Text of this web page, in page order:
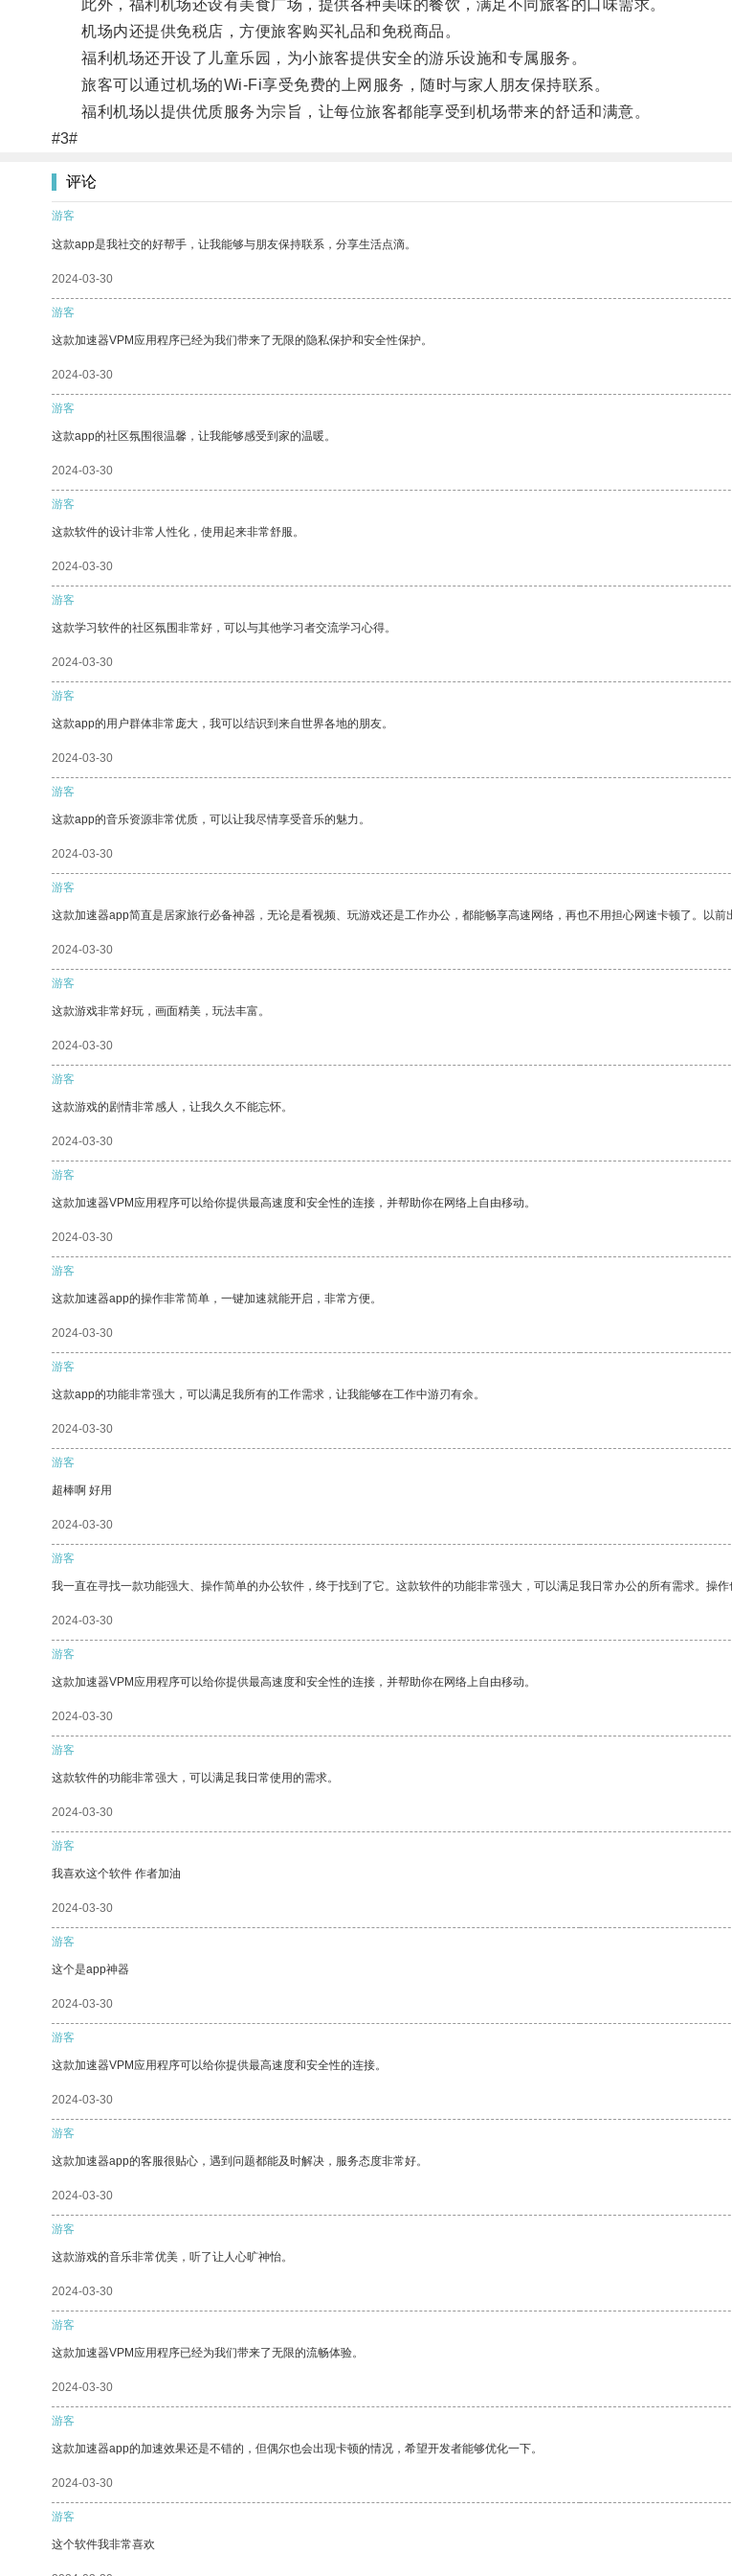
此外，福利机场还设有美食广场，提供各种美味的餐饮，满足不同旅客的口味需求。
机场内还提供免税店，方便旅客购买礼品和免税商品。
福利机场还开设了儿童乐园，为小旅客提供安全的游乐设施和专属服务。
旅客可以通过机场的Wi-Fi享受免费的上网服务，随时与家人朋友保持联系。
福利机场以提供优质服务为宗旨，让每位旅客都能享受到机场带来的舒适和满意。
#3#
评论
游客
这款app是我社交的好帮手，让我能够与朋友保持联系，分享生活点滴。
2024-03-30
游客
这款加速器VPM应用程序已经为我们带来了无限的隐私保护和安全性保护。
2024-03-30
游客
这款app的社区氛围很温馨，让我能够感受到家的温暖。
2024-03-30
游客
这款软件的设计非常人性化，使用起来非常舒服。
2024-03-30
游客
这款学习软件的社区氛围非常好，可以与其他学习者交流学习心得。
2024-03-30
游客
这款app的用户群体非常庞大，我可以结识到来自世界各地的朋友。
2024-03-30
游客
这款app的音乐资源非常优质，可以让我尽情享受音乐的魅力。
2024-03-30
游客
这款加速器app简直是居家旅行必备神器，无论是看视频、玩游戏还是工作办公，都能畅享高速网络，再也不用担心网速卡顿了。以
2024-03-30
游客
这款游戏非常好玩，画面精美，玩法丰富。
2024-03-30
游客
这款游戏的剧情非常感人，让我久久不能忘怀。
2024-03-30
游客
这款加速器VPM应用程序可以给你提供最高速度和安全性的连接，并帮助你在网络上自由移动。
2024-03-30
游客
这款加速器app的操作非常简单，一键加速就能开启，非常方便。
2024-03-30
游客
这款app的功能非常强大，可以满足我所有的工作需求，让我能够在工作中游刃有余。
2024-03-30
游客
超棒啊 好用
2024-03-30
游客
我一直在寻找一款功能强大、操作简单的办公软件，终于找到了它。这款软件的功能非常强大，可以满足我日常办公的所有需求。操作
2024-03-30
游客
这款加速器VPM应用程序可以给你提供最高速度和安全性的连接，并帮助你在网络上自由移动。
2024-03-30
游客
这款软件的功能非常强大，可以满足我日常使用的需求。
2024-03-30
游客
我喜欢这个软件 作者加油
2024-03-30
游客
这个是app神器
2024-03-30
游客
这款加速器VPM应用程序可以给你提供最高速度和安全性的连接。
2024-03-30
游客
这款加速器app的客服很贴心，遇到问题都能及时解决，服务态度非常好。
2024-03-30
游客
这款游戏的音乐非常优美，听了让人心旷神怡。
2024-03-30
游客
这款加速器VPM应用程序已经为我们带来了无限的流畅体验。
2024-03-30
游客
这款加速器app的加速效果还是不错的，但偶尔也会出现卡顿的情况，希望开发者能够优化一下。
2024-03-30
游客
这个软件我非常喜欢